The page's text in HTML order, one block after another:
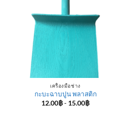
เครื่องมือช่าง
กะบะฉาบปูน พลาสติก
12.00฿- 15.00฿